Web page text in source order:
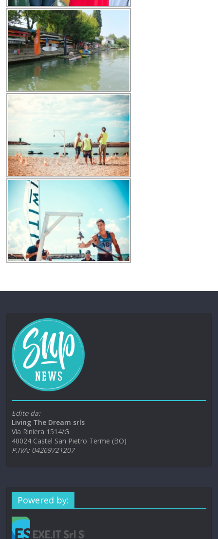
Edito da:
Living The Dream srls
Via Riniera 1514/G
40024 Castel San Pietro Terme (BO)
P.IVA: 04269721207
Powered by: